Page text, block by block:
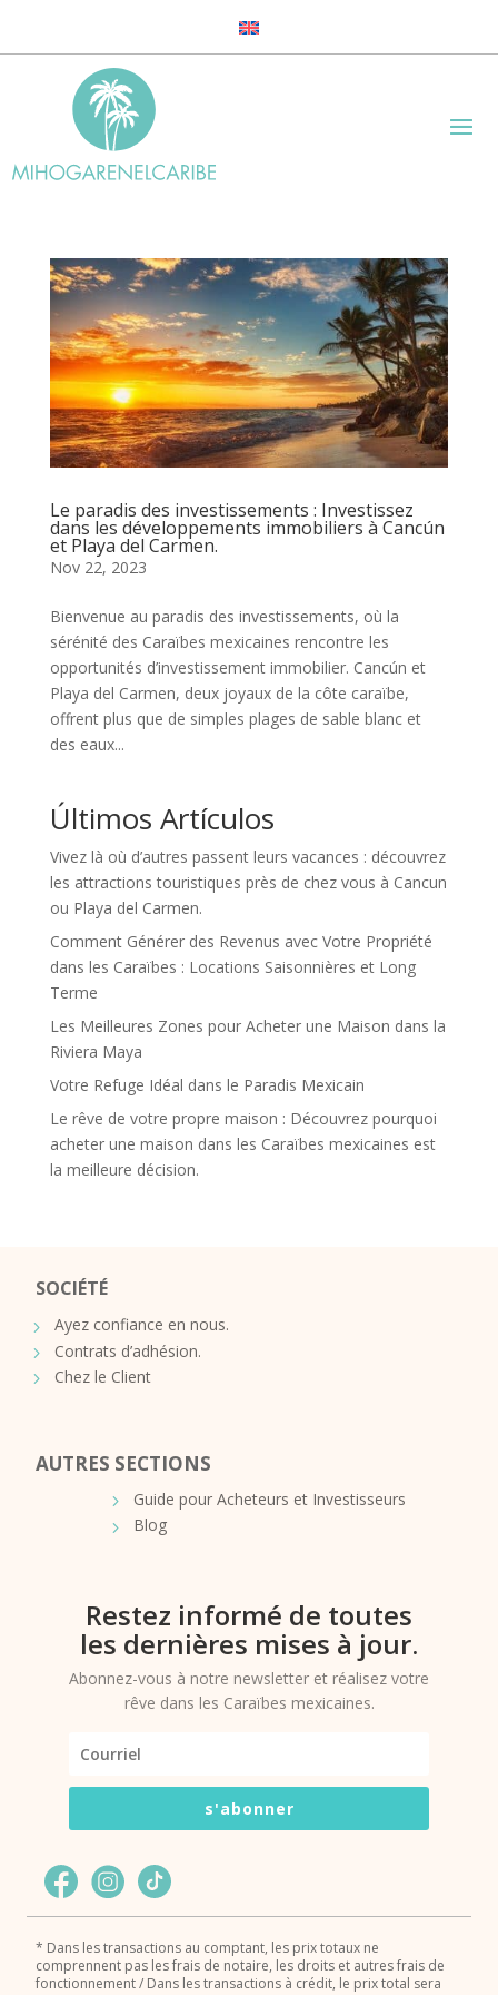
Le paradis des investissements : Investissez
dans les développements immobiliers à Cancún
et Playa del Carmen.
Nov 22, 2023
Bienvenue au paradis des investissements, où la
sérénité des Caraïbes mexicaines rencontre les
opportunités d’investissement immobilier. Cancún et
Playa del Carmen, deux joyaux de la côte caraïbe,
offrent plus que de simples plages de sable blanc et
des eaux...
Últimos Artículos
Vivez là où d’autres passent leurs vacances : découvrez
les attractions touristiques près de chez vous à Cancun
ou Playa del Carmen.
Comment Générer des Revenus avec Votre Propriété
dans les Caraïbes : Locations Saisonnières et Long
Terme
Les Meilleures Zones pour Acheter une Maison dans la
Riviera Maya
Votre Refuge Idéal dans le Paradis Mexicain
Le rêve de votre propre maison : Découvrez pourquoi
acheter une maison dans les Caraïbes mexicaines est
la meilleure décision.
SOCIÉTÉ
Ayez confiance en nous.
Contrats d’adhésion.
Chez le Client
AUTRES SECTIONS
Guide pour Acheteurs et Investisseurs
Blog
Restez informé de toutes
les dernières mises à jour.
Abonnez-vous à notre newsletter et réalisez votre
rêve dans les Caraïbes mexicaines.
s'abonner
* Dans les transactions au comptant, les prix totaux ne
comprennent pas les frais de notaire, les droits et autres frais de
fonctionnement / Dans les transactions à crédit, le prix total sera